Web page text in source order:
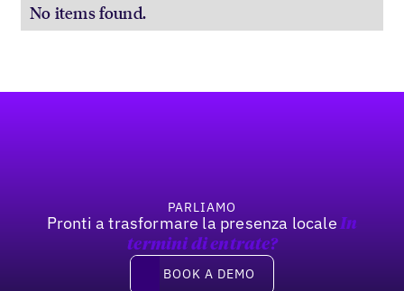
No items found.
PARLIAMO
Pronti a trasformare la presenza locale In
termini di entrate?
Book a demo
BOOK A DEMO